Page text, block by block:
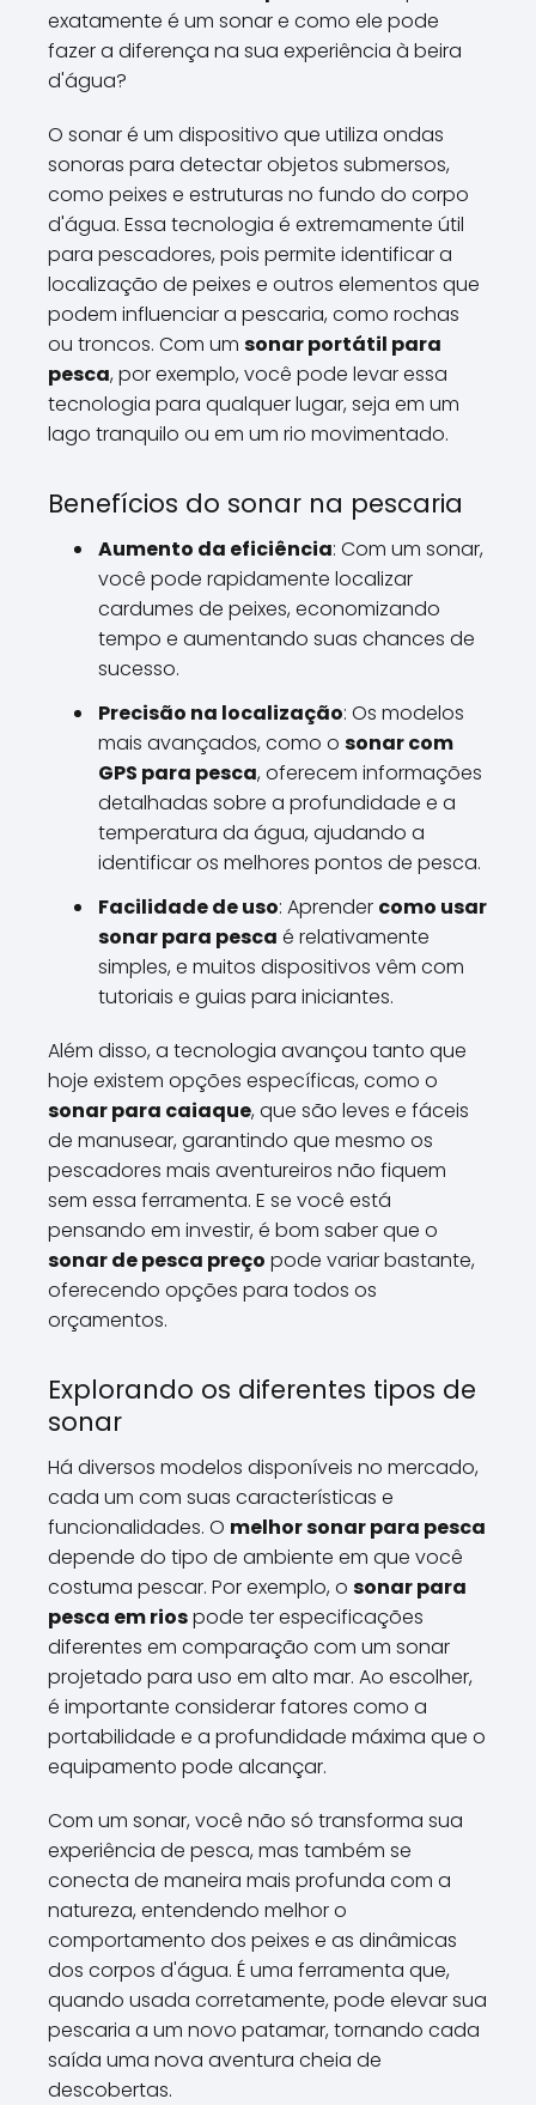
exatamente é um sonar e como ele pode
fazer a diferença na sua experiência à beira
d'água?
O sonar é um dispositivo que utiliza ondas
sonoras para detectar objetos submersos,
como peixes e estruturas no fundo do corpo
d'água. Essa tecnologia é extremamente útil
para pescadores, pois permite identificar a
localização de peixes e outros elementos que
podem influenciar a pescaria, como rochas
ou troncos. Com um sonar portátil para
pesca, por exemplo, você pode levar essa
tecnologia para qualquer lugar, seja em um
lago tranquilo ou em um rio movimentado.
Benefícios do sonar na pescaria
Aumento da eficiência: Com um sonar,
você pode rapidamente localizar
cardumes de peixes, economizando
tempo e aumentando suas chances de
sucesso.
Precisão na localização: Os modelos
mais avançados, como o sonar com
GPS para pesca, oferecem informações
detalhadas sobre a profundidade e a
temperatura da água, ajudando a
identificar os melhores pontos de pesca.
Facilidade de uso: Aprender como usar
sonar para pesca é relativamente
simples, e muitos dispositivos vêm com
tutoriais e guias para iniciantes.
Além disso, a tecnologia avançou tanto que
hoje existem opções específicas, como o
sonar para caiaque, que são leves e fáceis
de manusear, garantindo que mesmo os
pescadores mais aventureiros não fiquem
sem essa ferramenta. E se você está
pensando em investir, é bom saber que o
sonar de pesca preço pode variar bastante,
oferecendo opções para todos os
orçamentos.
Explorando os diferentes tipos de
sonar
Há diversos modelos disponíveis no mercado,
cada um com suas características e
funcionalidades. O melhor sonar para pesca
depende do tipo de ambiente em que você
costuma pescar. Por exemplo, o sonar para
pesca em riospode ter especificações
diferentes em comparação com um sonar
projetado para uso em alto mar. Ao escolher,
é importante considerar fatores como a
portabilidade e a profundidade máxima que o
equipamento pode alcançar.
Com um sonar, você não só transforma sua
experiência de pesca, mas também se
conecta de maneira mais profunda com a
natureza, entendendo melhor o
comportamento dos peixes e as dinâmicas
dos corpos d'água. É uma ferramenta que,
quando usada corretamente, pode elevar sua
pescaria a um novo patamar, tornando cada
saída uma nova aventura cheia de
descobertas.